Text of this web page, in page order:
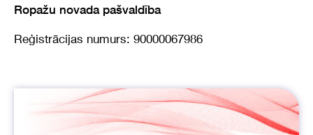
Ropažu novada pašvaldība
Reģistrācijas numurs: 90000067986